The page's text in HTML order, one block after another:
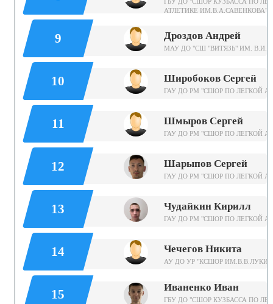
ГБУ ДО "СШОР КУЗБАССА ПО
АТЛЕТИКЕ ИМ.В.А.САВЕНКОВА"
9 Дроздов Андрей
МАУ ДО "СШ "ВИТЯЗЬ" ИМ. В.И.
10 Широбоков Сергей
ГАУ ДО РМ "СШОР ПО ЛЕГКОЙ
11 Шмыров Сергей
ГАУ ДО РМ "СШОР ПО ЛЕГКОЙ
12 Шарыпов Сергей
ГАУ ДО РМ "СШОР ПО ЛЕГКОЙ
13 Чудайкин Кирилл
ГАУ ДО РМ "СШОР ПО ЛЕГКОЙ
14 Чечегов Никита
АУ ДО УР "КСШОР
15 Иваненко Иван
ГБУ ДО "СШОР КУЗБАССА ПО